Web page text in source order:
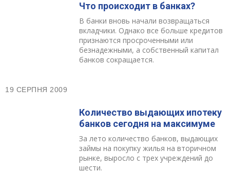
Что происходит в банках?
В банки вновь начали возвращаться
вкладчики. Однако все больше кредитов
признаются просроченными или
безнадежными, а собственный капитал
банков сокращается.
19 СЕРПНЯ 2009
Количество выдающих ипотеку
банков сегодня на максимуме
За лето количество банков, выдающих
займы на покупку жилья на вторичном
рынке, выросло с трех учреждений до
шести.